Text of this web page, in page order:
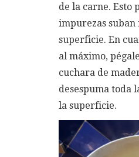
de la carne. Esto
impurezas suban
superficie. En
al máximo,
cuchara de
desespuma toda
la superficie.